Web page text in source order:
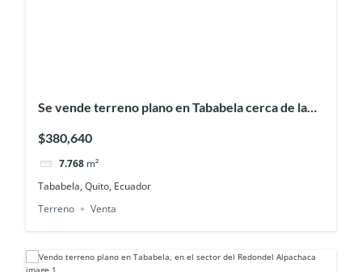
Se vende terreno plano en Tababela cerca de la
$380,640
7.768 m²
Tababela, Quito, Ecuador
Terreno
Venta